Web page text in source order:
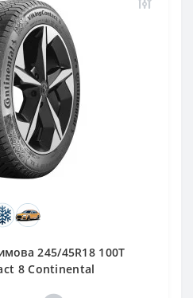
245/45R18 100T
8 Continental